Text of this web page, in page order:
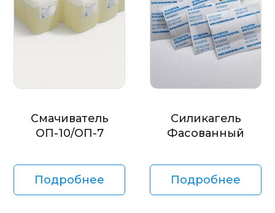
Смачиватель
ОП-10/ОП-7
Подробнее
Силикагель
Фасованный
Подробнее